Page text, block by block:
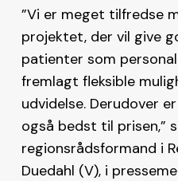
”Vi er meget tilfredse
projektet, der vil give
patienter som
fremlagt fleksible
udvidelse. Derudover
også bedst til prisen,”
regionsrådsformand i
Duedahl (V), i